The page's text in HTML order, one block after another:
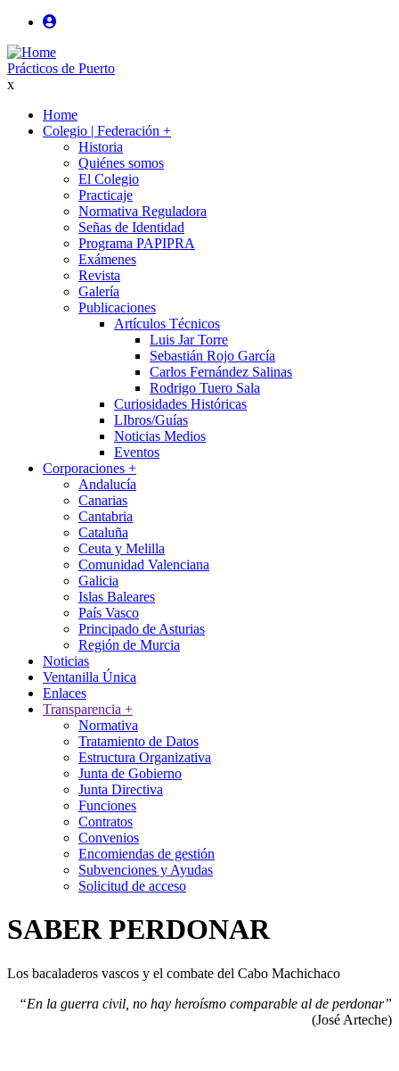
Pasar
contenido
principal
User
login
anonimo
Prácticos de Puerto
x
Main
navigation
Home
Colegio | Federación +
Historia
Quiénes somos
El Colegio
Practicaje
Normativa Reguladora
Señas de Identidad
Programa PAPIPRA
Exámenes
Revista
Galería
Publicaciones
Artículos Técnicos
Luis Jar Torre
Sebastián Rojo García
Carlos Fernández Salinas
Rodrigo Tuero Sala
Curiosidades Históricas
LIbros/Guías
Noticias Medios
Eventos
Corporaciones +
Andalucía
Canarias
Cantabria
Cataluña
Ceuta y Melilla
Comunidad Valenciana
Galicia
Islas Baleares
País Vasco
Principado de Asturias
Región de Murcia
Noticias
Ventanilla Única
Enlaces
Transparencia +
Normativa
Tratamiento de Datos
Estructura Organizativa
Junta de Gobierno
Junta Directiva
Funciones
Contratos
Convenios
Encomiendas de gestión
Subvenciones y Ayudas
Solicitud de acceso
SABER PERDONAR
Los bacaladeros vascos y el combate del Cabo Machichaco
“En la guerra civil, no hay heroísmo comparable al de perdonar”
(José Arteche)